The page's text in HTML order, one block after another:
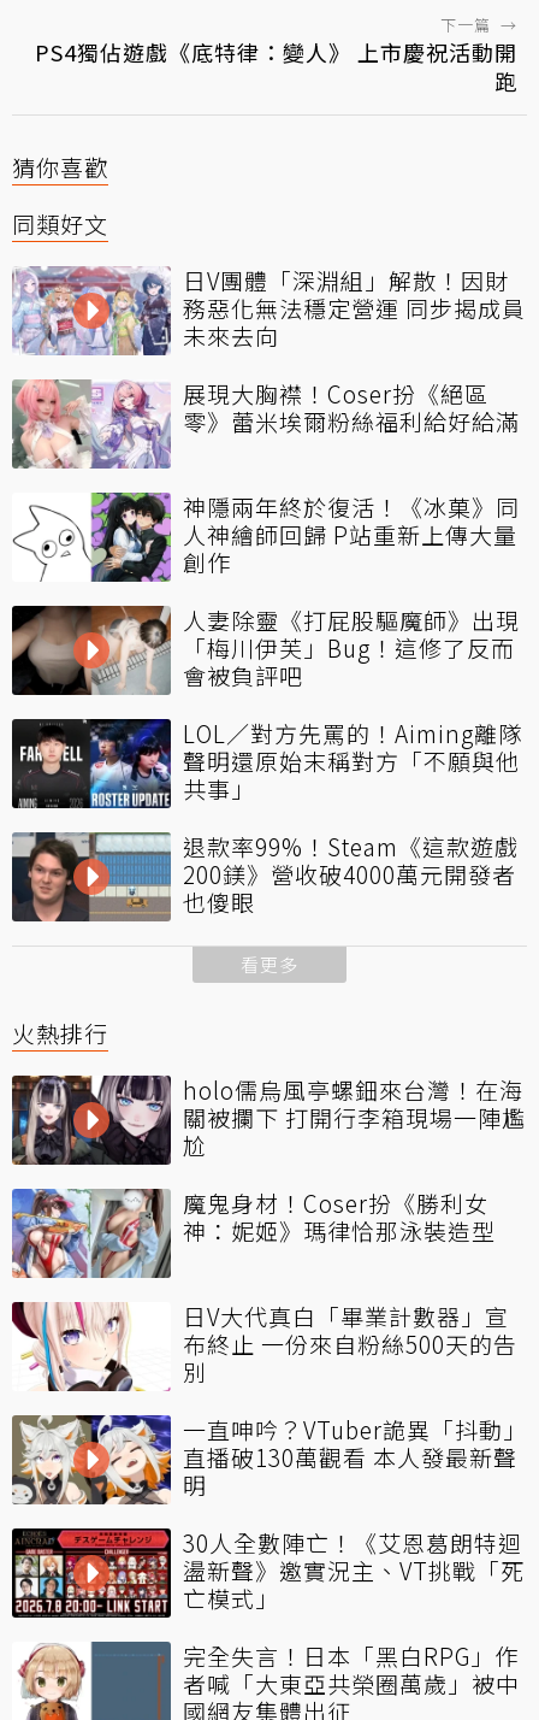
下一篇 →
PS4獨佔遊戲《底特律：變人》 上市慶祝活動開
跑
猜你喜歡
同類好文
日V團體「深淵組」解散！因財
務惡化無法穩定營運 同步揭成員
未來去向
展現大胸襟！Coser扮《絕區
零》蕾米埃爾粉絲福利給好給滿
神隱兩年終於復活！《冰菓》同
人神繪師回歸 P站重新上傳大量
創作
人妻除靈《打屁股驅魔師》出現
「梅川伊芙」Bug！這修了反而
會被負評吧
LOL／對方先罵的！Aiming離隊
聲明還原始末稱對方「不願與他
共事」
退款率99%！Steam《這款遊戲
200鎂》營收破4000萬元開發者
也傻眼
看更多
火熱排行
holo儒烏風亭螺鈿來台灣！在海
關被攔下 打開行李箱現場一陣尷
尬
魔鬼身材！Coser扮《勝利女
神：妮姬》瑪律恰那泳裝造型
日V大代真白「畢業計數器」宣
布終止 一份來自粉絲500天的告
別
一直呻吟？VTuber詭異「抖動」
直播破130萬觀看 本人發最新聲
明
30人全數陣亡！《艾恩葛朗特迴
盪新聲》邀實況主、VT挑戰「死
亡模式」
完全失言！日本「黑白RPG」作
者喊「大東亞共榮圈萬歲」被中
國網友集體出征